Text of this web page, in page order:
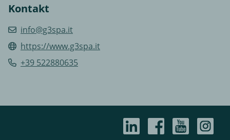
Kontakt
info@g3spa.it
https://www.g3spa.it
+39 522880635